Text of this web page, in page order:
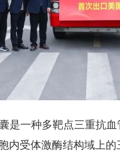
是一种多靶点三重抗
内受体激酶结构域上